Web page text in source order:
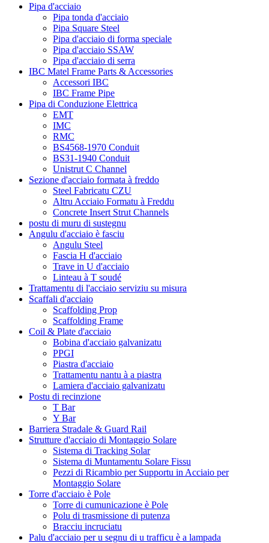
Pipa d'acciaio
Pipa tonda d'acciaio
Pipa Square Steel
Pipa d'acciaio di forma speciale
Pipa d'acciaio SSAW
Pipa d'acciaio di serra
IBC Matel Frame Parts & Accessories
Accessori IBC
IBC Frame Pipe
Pipa di Conduzione Elettrica
EMT
IMC
RMC
BS4568-1970 Conduit
BS31-1940 Conduit
Unistrut C Channel
Sezione d'acciaio formata à freddo
Steel Fabricatu CZU
Altru Acciaio Formatu à Freddu
Concrete Insert Strut Channels
postu di muru di sustegnu
Angulu d'acciaio è fasciu
Angulu Steel
Fascia H d'acciaio
Trave in U d'acciaio
Linteau à T soudé
Trattamentu di l'acciaio serviziu su misura
Scaffali d'acciaio
Scaffolding Prop
Scaffolding Frame
Coil & Plate d'acciaio
Bobina d'acciaio galvanizatu
PPGI
Piastra d'acciaio
Trattamentu nantu à a piastra
Lamiera d'acciaio galvanizatu
Postu di recinzione
T Bar
Y Bar
Barriera Stradale & Guard Rail
Strutture d'acciaio di Montaggio Solare
Sistema di Tracking Solar
Sistema di Muntamentu Solare Fissu
Pezzi di Ricambio per Supportu in Acciaio per
Montaggio Solare
Torre d'acciaio è Pole
Torre di cumunicazione è Pole
Polu di trasmissione di putenza
Bracciu incruciatu
Palu d'acciaio per u segnu di u trafficu è a lampada